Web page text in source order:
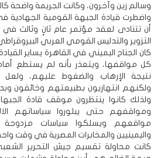
وسالم زين وآخرون، وكانت الجريمة واضحة
واضطرت قيادة الجبهة القومية الجهادية
أن تتنادى لعقد مؤتمر عام ثانٍ وثالث
التزوير والتدليس القومي العربي
كان الجناح اليميني في القاهرة يساير
كل مواقفها، ويتعذر بأنه لم يستطع
نتيجة الإرهاب والضغوط عليهم،
ولكنهم انتهازيون بطبيعتهم وخائفون
ولذلك كانوا ينتظرون موقف قادة
ومواقفهم حتى يبلوروا سياساتهم
مواقعهم ويسلكوا سياسات مزدوجة
واليمينيين والمخابرات المصرية في وقت
كانت محاولة تقسيم جيش التحرير